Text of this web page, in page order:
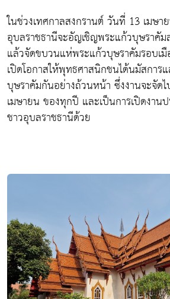
ในช่วงเทศกาลสงกรานต์ วันที่ 13 เมษ
อุบลราชธานีจะอัญเชิญพระแก้วบุษราคัม
แล้วจัดขบวนแห่พระแก้วบุษราคัมรอบเ
เปิดโอกาสให้พุทธศาสนิกชนได้นมัสการ
บุษราคัมกันอย่างถ้วนหน้า ซึ่งงานจะจัด
เมษายน ของทุกปี และเป็นการเปิดงาน
ชาวอุบลราชธานีด้วย